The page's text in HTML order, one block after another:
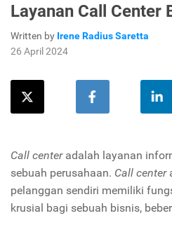
Layanan Call Center
Written by Irene Radius Saretta
26 April 2024
Call centeradalah layanan
sebuah perusahaan. Call center
pelanggan sendiri memiliki
krusial bagi sebuah bisnis,